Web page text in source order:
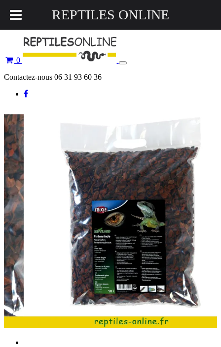
0
Toggle
Contactez-nous 06 31 93 60 36
REPTILES ONLINE